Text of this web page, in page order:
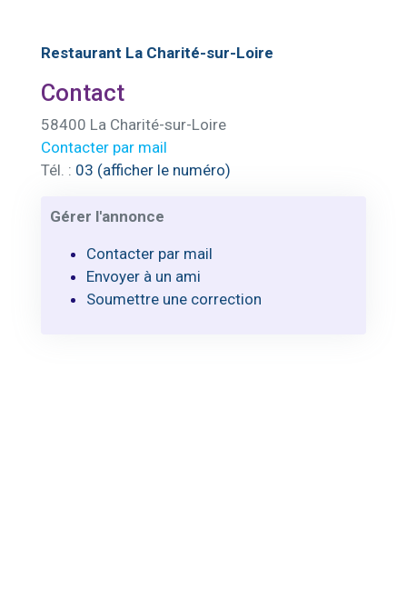
Restaurant La Charité-sur-Loire
Contact
58400 La Charité-sur-Loire
Contacter par mail
Tél. : 03 (afficher le numéro)
Gérer l'annonce
Contacter par mail
Envoyer à un ami
Soumettre une correction